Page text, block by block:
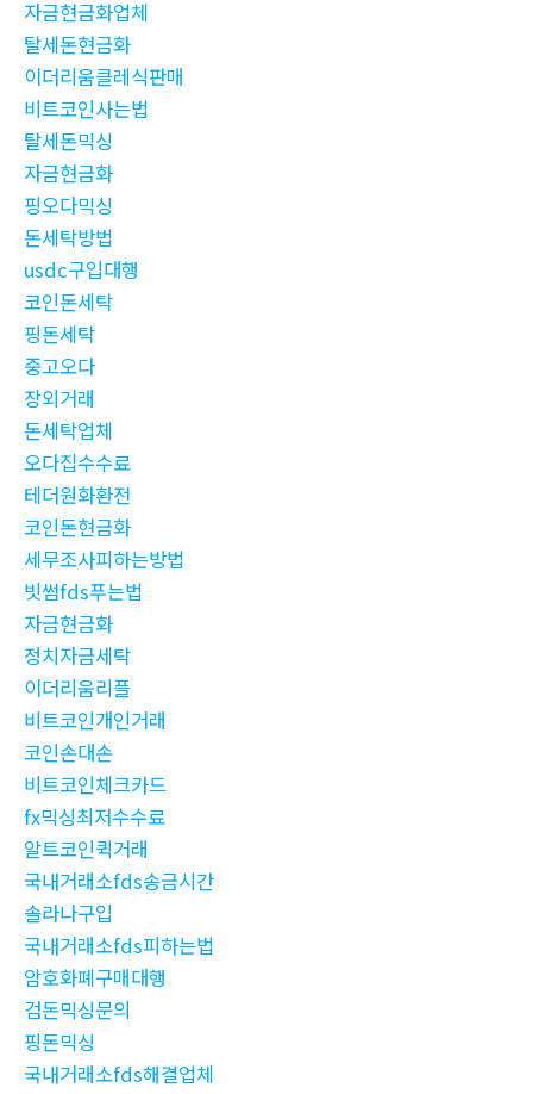
자금현금화업체
탈세돈현금화
이더리움클레식판매
비트코인사는법
탈세돈믹싱
자금현금화
핑오다믹싱
돈세탁방법
usdc구입대행
코인돈세탁
핑돈세탁
중고오다
장외거래
돈세탁업체
오다집수수료
테더원화환전
코인돈현금화
세무조사피하는방법
빗썸fds푸는법
자금현금화
정치자금세탁
이더리움리플
비트코인개인거래
코인손대손
비트코인체크카드
fx믹싱최저수수료
알트코인퀵거래
국내거래소fds송금시간
솔라나구입
국내거래소fds피하는법
암호화폐구매대행
검돈믹싱문의
핑돈믹싱
국내거래소fds해결업체